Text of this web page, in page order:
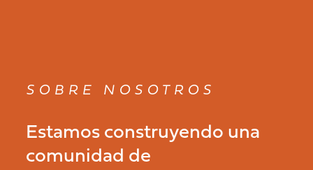
SOBRE NOSOTROS
Estamos construyendo una
comunidad de